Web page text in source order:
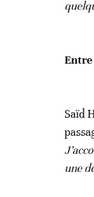
Saïd
une